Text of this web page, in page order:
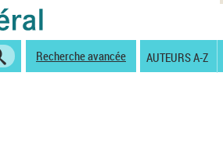
Recherche avancée AUTEURS A-Z